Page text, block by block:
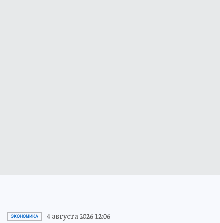
ЭКОНОМИКА 4 августа 2026 12:06